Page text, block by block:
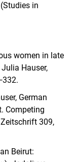
in
women in late
Hauser,
German
Competing
309,
Beirut: